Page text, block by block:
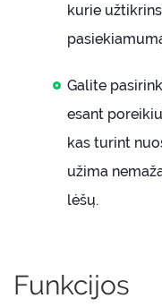
kurie
Galite
esant
kas turint
užima
lėšų.
Funkcijos